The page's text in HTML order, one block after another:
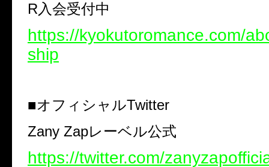
R入会受付中
https://kyokutoromance.com/
ship
■オフィシャルTwitter
Zany Zapレーベル公式
https://twitter.com/